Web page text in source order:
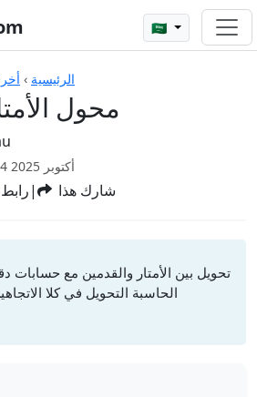
🇸🇦
الرئيسية ›
محول
- 4 أكتوبر 2025
رابط| شارك هذا
تحويل بين الأمتار والقدمين مع حسابات
الحاسبة التحويل في كلا